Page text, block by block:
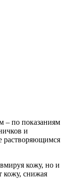
– по показаниям
и
растворяющимся
кожу, но и
кожу, снижая